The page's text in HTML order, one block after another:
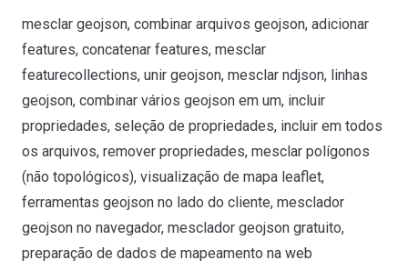
mesclar geojson, combinar arquivos geojson, adicionar
features, concatenar features, mesclar
featurecollections, unir geojson, mesclar ndjson, linhas
geojson, combinar vários geojson em um, incluir
propriedades, seleção de propriedades, incluir em todos
os arquivos, remover propriedades, mesclar polígonos
(não topológicos), visualização de mapa leaflet,
ferramentas geojson no lado do cliente, mesclador
geojson no navegador, mesclador geojson gratuito,
preparação de dados de mapeamento na web